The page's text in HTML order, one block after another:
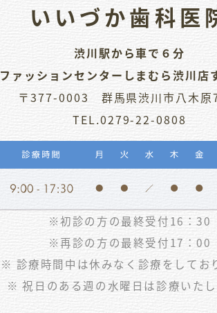
いいづか歯科医
渋川駅から車で６分
ファッションセンターしまむら渋川店
〒377-0003 群馬県渋川市八木
TEL.0279-22-0808
※初診の方の最終受付16：30
※再診の方の最終受付17：00
※ 診療時間中は休みなく診療をしてお
※ 祝日のある週の水曜日は診療いたし